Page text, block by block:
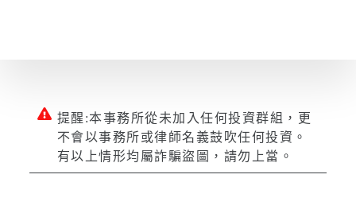
提醒:本事務所從未加入任何投資群組，更
不會以事務所或律師名義鼓吹任何投資。
有以上情形均屬詐騙盜圖，請勿上當。